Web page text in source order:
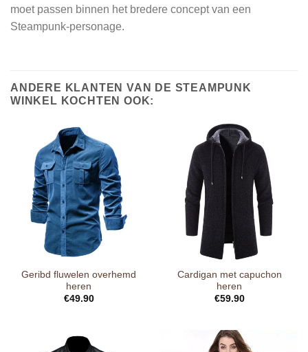
moet passen binnen het bredere concept van een
Steampunk-personage.
ANDERE KLANTEN VAN DE STEAMPUNK
WINKEL KOCHTEN OOK:
Geribd fluwelen overhemd
heren
€49.90
Cardigan met capuchon
heren
€59.90